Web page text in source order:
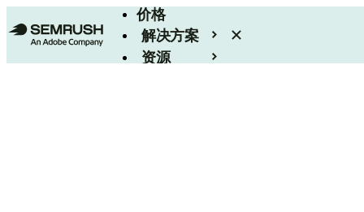
价格
解决方案
资源